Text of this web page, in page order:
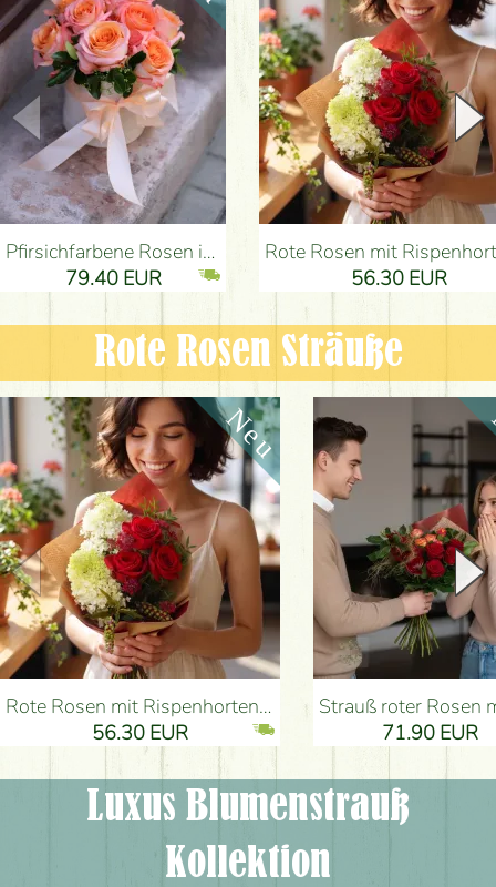
Pfirsichfarbene Rosen in einer eleganten plüsch Zylinderbox (9 Stiele) - Blumenlieferung Budapest
79.40 EUR
Rote Rosen mit Rispenhortensien und kleinen Blumen - Blumenlieferung
56.30 EUR
Rote Rosen Sträuße
Rote Rosen mit Rispenhortensien und kleinen Blumen - Blumenlieferung Budapest
56.30 EUR
Strauß roter Rosen mit Anthurium - Blumenlieferung
71.90 EUR
Luxus Blumenstrauß
Kollektion